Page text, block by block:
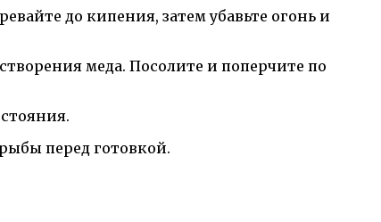
до кипения, затем убавьте огонь и
меда. Посолите и поперчите по
перед готовкой.